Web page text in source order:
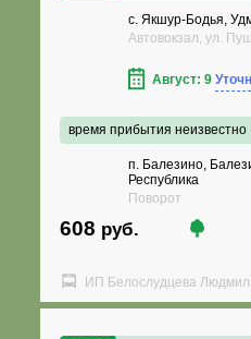
с. Якшур-Бодья,
Автовокзал, ул.
Август: 9
время прибытия неизвестно
п. Балезино,
Республика
Поворот
608 руб.
ИП Белослудцева